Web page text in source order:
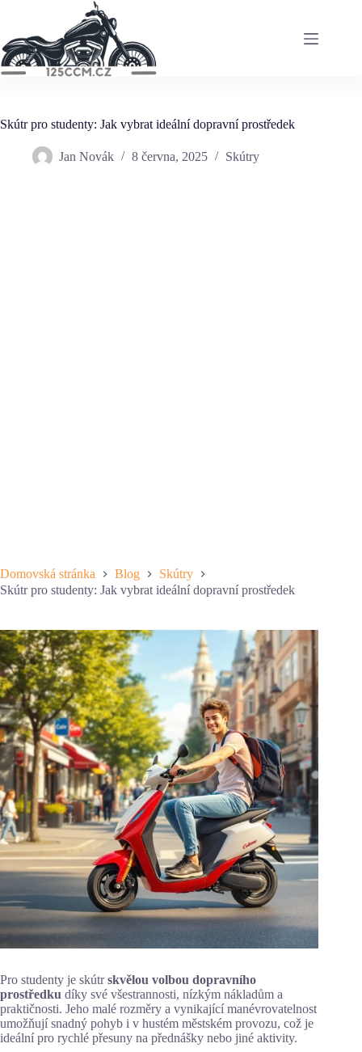
content
Skútr pro studenty: Jak vybrat ideální dopravní prostředek
Jan Novák 8 června, 2025 Skútry
Domovská stránka Blog
Skútry
Skútr pro studenty: Jak vybrat ideální dopravní prostředek
Pro studenty je skútrskvělou volbou dopravního
prostředku díky své všestrannosti, nízkým nákladům a
praktičnosti. Jeho malé rozměry a vynikající manévrovatelnost
umožňují snadný pohyb i v hustém městském provozu, což je
ideální pro rychlé přesuny na přednášky nebo jiné aktivity.